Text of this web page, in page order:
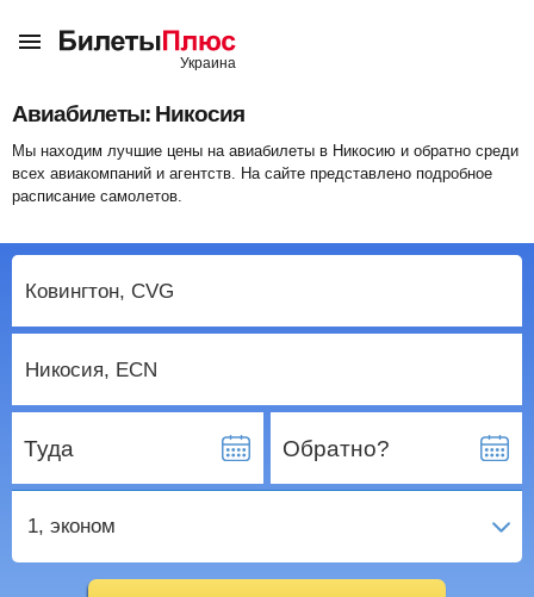
Авиабилеты: Никосия
Мы находим лучшие цены на авиабилеты в Никосию и обратно среди
всех авиакомпаний и агентств. На сайте представлено подробное
расписание самолетов.
Туда Обратно?
1, эконом